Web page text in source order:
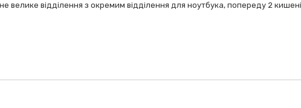
велике відділення з окремим відділення для ноутбука, попереду 2